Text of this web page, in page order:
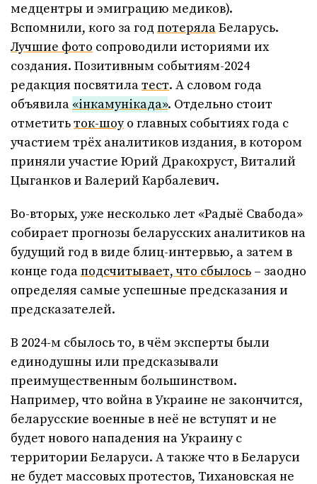
медцентры и эмиграцию медиков).
Вспомнили, кого за год потерялаБеларусь.
Лучшие фото сопроводили историями их
создания. Позитивным событиям-2024
редакция посвятилатест. А словом года
объявила «інкамунікада». Отдельно стоит
отметитьток-шоуо главных событиях года с
участием трёх аналитиков издания, в котором
приняли участие Юрий Дракохруст, Виталий
Цыганков и Валерий Карбалевич.
Во-вторых, уже несколько лет «Радыё Свабода»
собирает прогнозы беларусских аналитиков на
будущий год в виде блиц-интервью, а затем в
конце годаподсчитывает, что сбылось – заодно
определяя самые успешные предсказания и
предсказателей.
В 2024-м сбылось то, в чём эксперты были
единодушны или предсказывали
преимущественным большинством.
Например, что война в Украине не закончится,
беларусские военные в неё не вступят и не
будет нового нападения на Украину с
территории Беларуси. А также что в Беларуси
не будет массовых протестов, Тихановская не